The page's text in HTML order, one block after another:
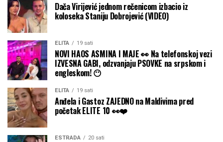
Dača Virijević jednom rečenicom izbacio iz
koloseka Staniju Dobrojević (VIDEO)
ELITA 19 sati
NOVI HAOS ASMINA I MAJE 👀 Na telefonskoj vezi
IZVESNA GABI, odzvanjaju PSOVKE na srpskom i
engleskom! 😶
ELITA 19 sati
Anđela i Gastoz ZAJEDNO na Maldivima pred
početak ELITE 10 👀❤️
ESTRADA 20 sati